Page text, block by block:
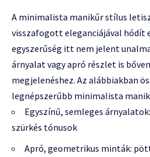
A minimalista manikűr stílus
visszafogott eleganciájával hódít
egyszerűség itt nem jelent
árnyalat vagy apró részlet is
megjelenéshez. Az alábbiakban
legnépszerűbb minimalista
Egyszínű, semleges
szürkés tónusok
Apró, geometrikus minták: